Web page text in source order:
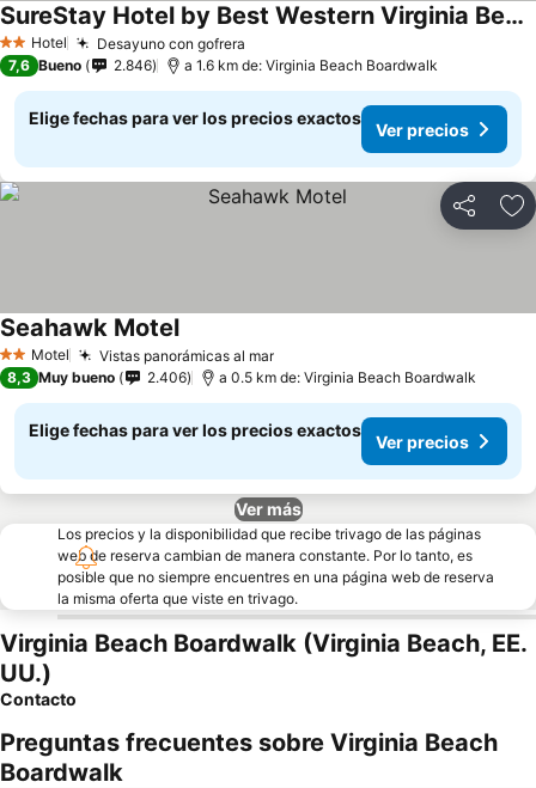
2 Estrellas
Hotel Desayuno con gofrera
SureStay Hotel by Best Western Virginia Beach Royal Clipper
7,6 Bueno 2.846 a 1.6 km de: Virginia Beach Boardwalk
Elige fechas para ver los precios exactos
Ver precios
Compartir
2 Estrellas
Motel Vistas panorámicas al mar
Seahawk Motel
8,3 Muy bueno 2.406 a 0.5 km de: Virginia Beach Boardwalk
Elige fechas para ver los precios exactos
Ver precios
Ver más
Los precios y la disponibilidad que recibe trivago de las páginas
web de reserva cambian de manera constante. Por lo tanto, es
posible que no siempre encuentres en una página web de reserva
la misma oferta que viste en trivago.
Virginia Beach Boardwalk (Virginia Beach, EE.
UU.)
Contacto
Preguntas frecuentes sobre Virginia Beach
Boardwalk